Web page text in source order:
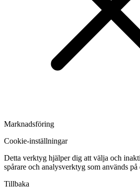
Marknadsföring
Cookie-inställningar
Detta verktyg hjälper dig att välja och
spårare och analysverktyg som används
Tillbaka